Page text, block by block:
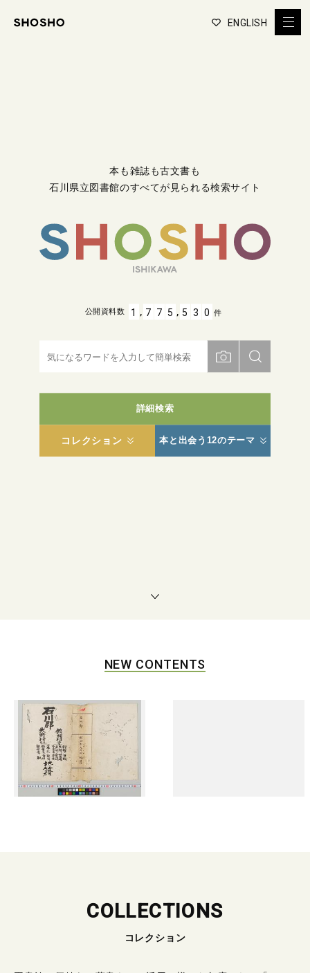
ENGLISH
本も雑誌も古文書も
石川県立図書館のすべてが見られる検索サイト
詳細検索
コレクション 本と出会う12のテーマ
公開資料数 1 , 7 7 5 , 5 3 0 件
NEW CONTENTS
COLLECTIONS
コレクション